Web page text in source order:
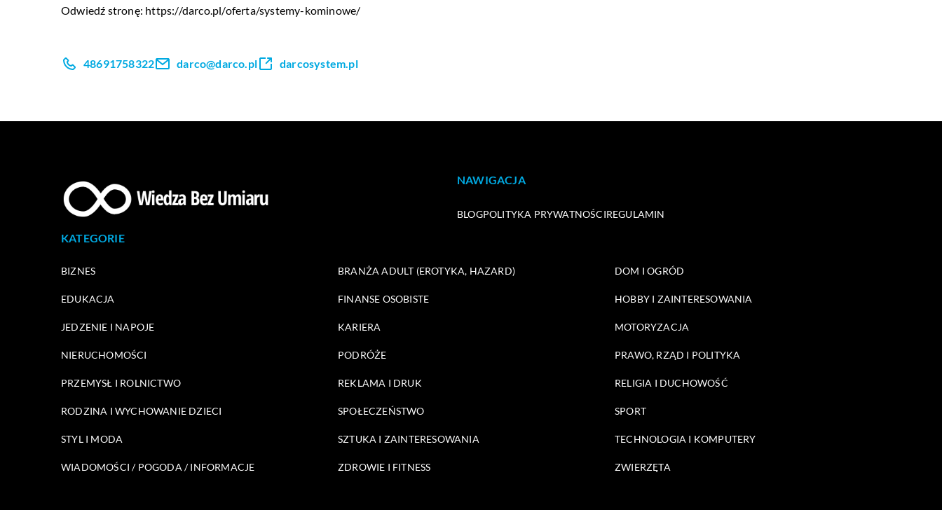
Odwiedź stronę: https://darco.pl/oferta/systemy-kominowe/
48691758322 darco@darco.pl darcosystem.pl
NAWIGACJA
BLOGPOLITYKA PRYWATNOŚCIREGULAMIN
KATEGORIE
BIZNES BRANŻA ADULT (EROTYKA, HAZARD) DOM I OGRÓD
EDUKACJA FINANSE OSOBISTE HOBBY I ZAINTERESOWANIA
JEDZENIE I NAPOJE KARIERA MOTORYZACJA
NIERUCHOMOŚCI PODRÓŻE PRAWO, RZĄD I POLITYKA
PRZEMYSŁ I ROLNICTWO REKLAMA I DRUK RELIGIA I DUCHOWOŚĆ
RODZINA I WYCHOWANIE DZIECI SPOŁECZEŃSTWO SPORT
STYL I MODA SZTUKA I ZAINTERESOWANIA TECHNOLOGIA I KOMPUTERY
WIADOMOŚCI / POGODA / INFORMACJE ZDROWIE I FITNESS ZWIERZĘTA